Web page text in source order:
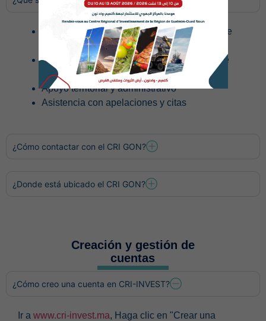
Presentación y seguimiento de solicitudes de
Orientación sobre incentivos y programas de
apoyo
Apoyo territorial y administrativo
Asistencia con apelaciones y citas
¿Cómo contactar con el CRI GON?
¿Donde está ubicado el CRI GON?
Creación y gestión de
cuentas
¿Cómo creo una cuenta en CRI-INVEST?
Ir a www.cri-invest.ma, Haga clic en "Crear una